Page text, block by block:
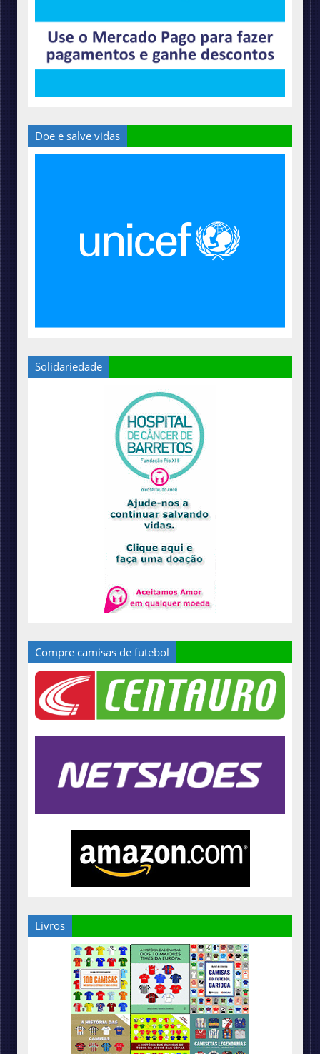
Doe e salve vidas
Solidariedade
Compre camisas de futebol
Livros